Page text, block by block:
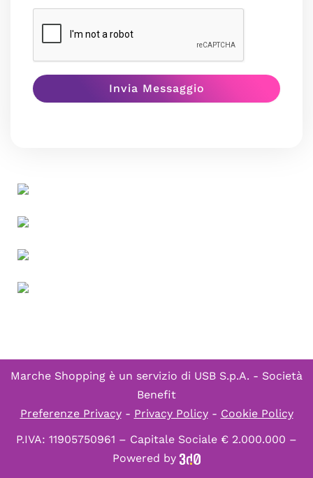
Marche Shopping è un servizio di USB S.p.A. - Società
Benefit
Preferenze Privacy- Privacy Policy- Cookie Policy
P.IVA: 11905750961 – Capitale Sociale € 2.000.000 –
Powered by